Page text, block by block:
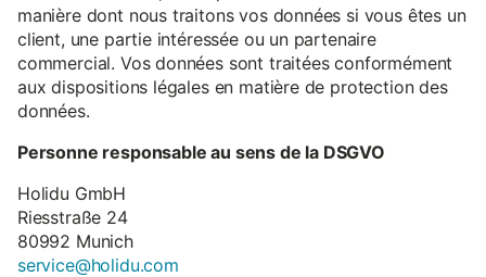
manière dont nous traitons vos données si vous êtes un
client, une partie intéressée ou un partenaire
commercial. Vos données sont traitées conformément
aux dispositions légales en matière de protection des
données.
Personne responsable au sens de la DSGVO
Holidu GmbH
Riesstraße 24
80992 Munich
service@holidu.com